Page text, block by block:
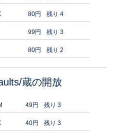
80円 残り 4
99円 残り 3
80円 残り 2
蔵の開放
49円 残り 3
40円 残り 3